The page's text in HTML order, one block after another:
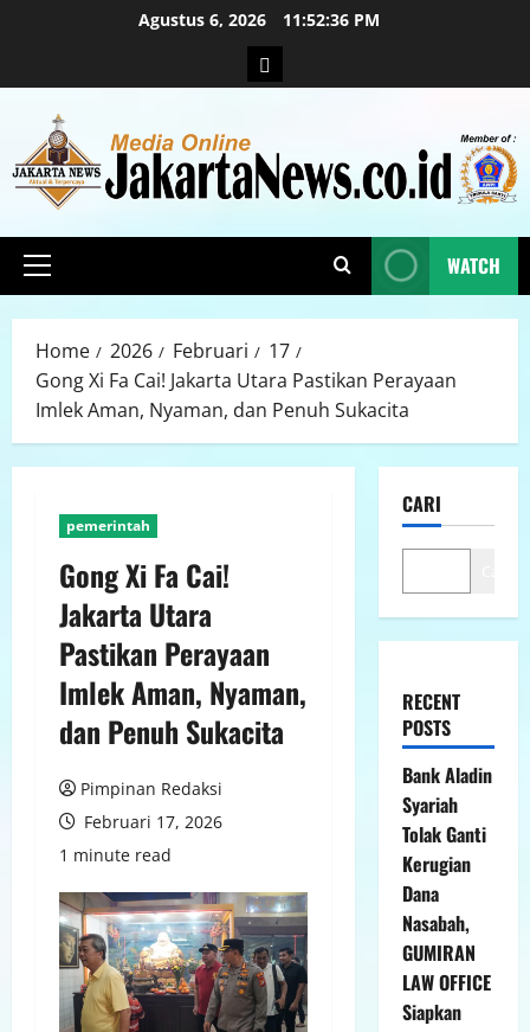
Agustus 6, 2026 11:52:37 PM
WATCH
Home 2026 Februari
17
Gong Xi Fa Cai! Jakarta Utara Pastikan Perayaan
Imlek Aman, Nyaman, dan Penuh Sukacita
pemerintah
Gong Xi Fa Cai!
Jakarta Utara
Pastikan Perayaan
Imlek Aman, Nyaman,
dan Penuh Sukacita
Pimpinan Redaksi
Februari 17, 2026
1 minute read
CARI
RECENT
POSTS
Bank Aladin
Syariah
Tolak Ganti
Kerugian
Dana
Nasabah,
GUMIRAN
LAW OFFICE
Siapkan